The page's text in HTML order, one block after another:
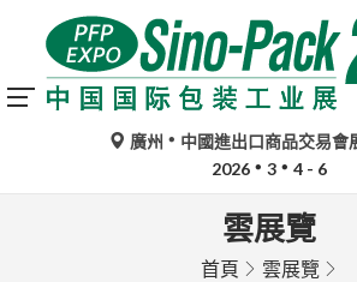
廣州 中國進出口商品交易會
2026 3 4 - 6
雲展覽
首頁 雲展覽